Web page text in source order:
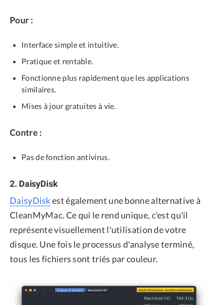
Pour :
Interface simple et intuitive.
Pratique et rentable.
Fonctionne plus rapidement que les applications
similaires.
Mises à jour gratuites à vie.
Contre :
Pas de fonction antivirus.
2. DaisyDisk
DaisyDiskest également une bonne alternative à
CleanMyMac. Ce qui le rend unique, c'est qu'il
représente visuellement l'utilisation de votre
disque. Une fois le processus d'analyse terminé,
tous les fichiers sont triés par couleur.